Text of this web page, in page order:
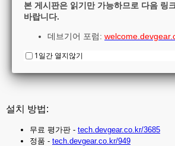
평가판은 항상 최신 버전의 아키텍트 에
정식 제품이 있는 경우, 최신 버전이 아니
에디션이라면 평가판으로 설치해오시기 바
(이전 버전이라면, 환경이나 화면 등이 다
스타터나 프로페셔널 에디션이라면, 다수
설치 방법:
무료 평가판 - tech.devgear.co.kr/3685
정품 - tech.devgear.co.kr/949
본 게시판은 읽기만 가능하므로 다음 링
바랍니다.
데브기어 포럼:
1일간 열지않기